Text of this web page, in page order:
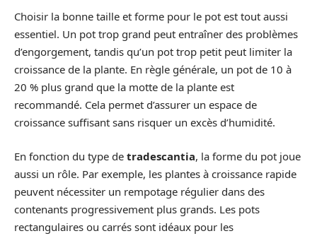
Choisir la bonne taille et forme pour le pot est tout aussi
essentiel. Un pot trop grand peut entraîner des problèmes
d’engorgement, tandis qu’un pot trop petit peut limiter la
croissance de la plante. En règle générale, un pot de 10 à
20 % plus grand que la motte de la plante est
recommandé. Cela permet d’assurer un espace de
croissance suffisant sans risquer un excès d’humidité.
En fonction du type de tradescantia, la forme du pot joue
aussi un rôle. Par exemple, les plantes à croissance rapide
peuvent nécessiter un rempotage régulier dans des
contenants progressivement plus grands. Les pots
rectangulaires ou carrés sont idéaux pour les